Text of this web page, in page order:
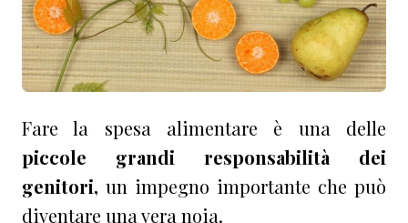
Fare la spesa alimentare è una delle
piccole grandi responsabilità dei
genitori, un impegno importante che può
diventare una vera noia.